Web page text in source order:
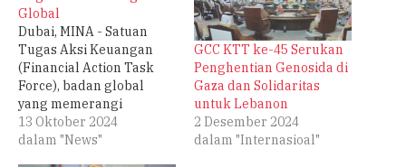
Global
Dubai, MINA - Satuan
Tugas Aksi Keuangan
(Financial Action Task
Force), badan global
yang memerangi
pencucian uang dan
pendanaan terorisme,
13 Oktober 2024
dalam "News"
GCC KTT ke-45 Serukan
Penghentian Genosida di
Gaza dan Solidaritas
untuk Lebanon
2 Desember 2024
dalam "Internasioal"